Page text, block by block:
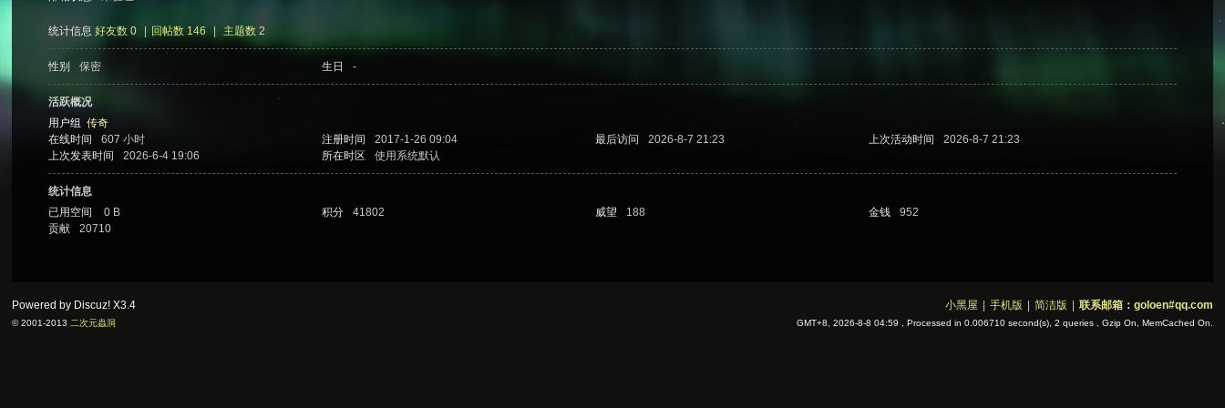
统计信息 好友数 0 回帖数 146 主题数 2
性别 保密 生日 -
活跃概况
用户组传奇
在线时间
607 小时 注册时间 2017-1-26 09:04 最后访问 2026-8-7 21:23 上次活动时间
2026-8-7 21:23
上次发表时间
2026-6-4 19:06 所在时区 使用系统默认
统计信息
已用空间
0 B 积分 41802 威望 188 金钱
952
贡献
20710
小黑屋 手机版 简洁版 联系邮箱：goloen#qq.com
GMT+8, 2026-8-8 04:59 , Processed in 0.006710 second(s), 2 queries , Gzip On, MemCached On.
Powered by Discuz!X3.4
© 2001-2013 二次元蟲洞